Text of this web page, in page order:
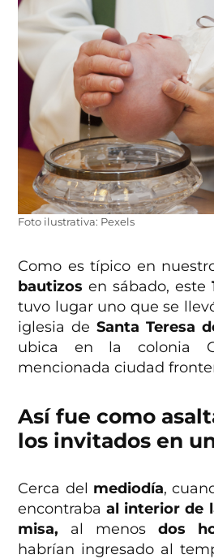
Foto ilustrativa: Pexels
Como es típico en
bautizos en sábado, este
tuvo lugar uno que se
iglesia de Santa Teresa
ubica en la colonia
mencionada ciudad
Así fue como
los invitados en
Cerca del mediodía,
encontrabaal interior de
misa, al menos dos
habrían ingresado al